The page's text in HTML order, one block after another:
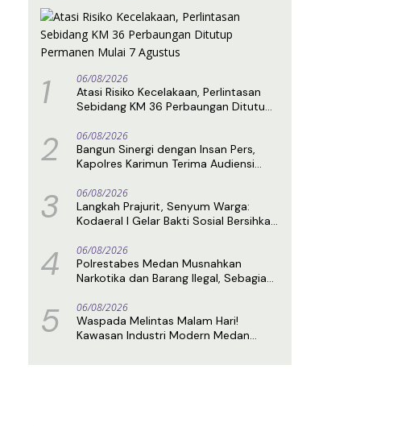
1 06/08/2026
Atasi Risiko Kecelakaan, Perlintasan
Sebidang KM 36 Perbaungan Ditutup
2 06/08/2026
Bangun Sinergi dengan Insan Pers,
Kapolres Karimun Terima Audiensi
3 06/08/2026
Langkah Prajurit, Senyum Warga:
Kodaeral I Gelar Bakti Sosial Bersihkan
4 06/08/2026
Polrestabes Medan Musnahkan
Narkotika dan Barang Ilegal, Sebagian
5 06/08/2026
Waspada Melintas Malam Hari!
Kawasan Industri Modern Medan